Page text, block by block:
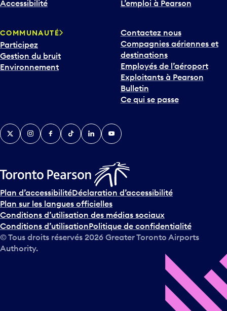
Accessibilité
L’emploi à Pearson
COMMUNAUTÉ
Participez
Gestion du bruit
Environnement
Contactez nous
Compagnies aériennes et
destinations
Employés de l’aéroport
Exploitants à Pearson
Bulletin
Ce qui se passe
TwitterInstagramFacebook
TikTokLinkedInYouTube
Plan d’accessibilitéDéclaration d’accessibilité
Plan sur les langues officielles
Conditions d’utilisation des médias sociaux
Conditions d’utilisationPolitique de confidentialité
© Tous droits réservés 2026 Greater Toronto Airports
Authority.